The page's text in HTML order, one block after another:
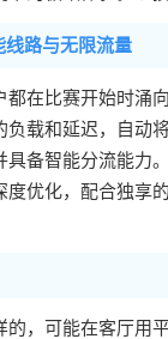
线路与无限流量
在比赛开始时涌
载和延迟，自动
具备智能分流能力
度优化，配合独享
，可能在客厅用